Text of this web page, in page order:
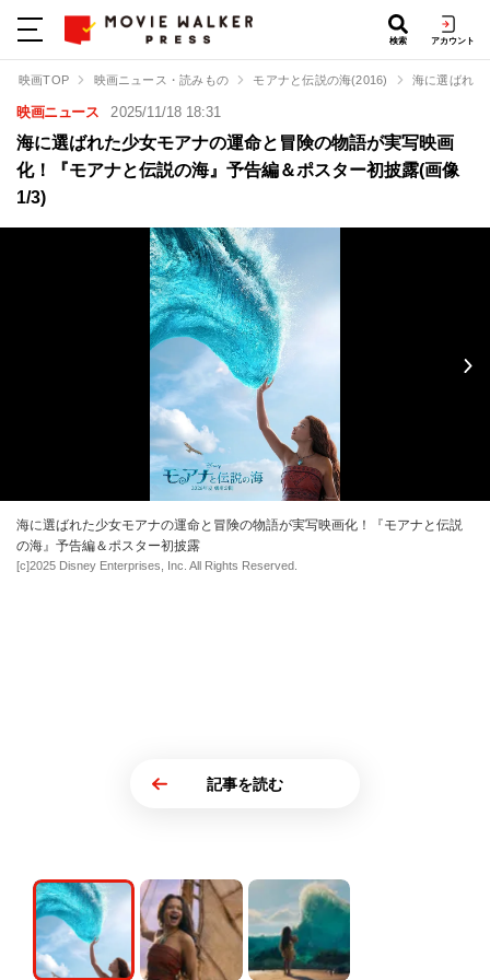
検索 アカウント
映画TOP 映画ニュース・読みもの モアナと伝説の海(2016) 海に選ばれた
映画ニュース 2025/11/18 18:31
海に選ばれた少女モアナの運命と冒険の物語が実写映画
化！『モアナと伝説の海』予告編＆ポスター初披露(画像
1/3)
海に選ばれた少女モアナの運命と冒険の物語が実写映画化！『モアナと伝説
の海』予告編＆ポスター初披露
[c]2025 Disney Enterprises, Inc. All Rights Reserved.
記事を読む